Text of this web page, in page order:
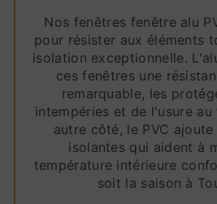
Nos fenêtres fenêtre alu
pour résister aux éléments
isolation exceptionnelle.
ces fenêtres une
remarquable, les
intempéries et de l'usure
autre côté, le PVC
isolantes qui aident à
température intérieure
soit la saison à